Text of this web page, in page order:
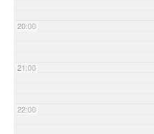
20:00
21:00
22:00